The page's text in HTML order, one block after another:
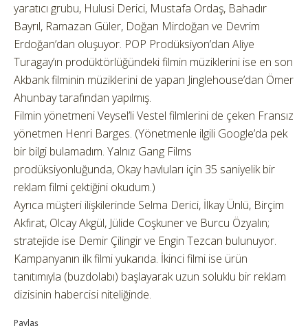
yaratıcı grubu, Hulusi Derici, Mustafa Ordaş, Bahadır
Bayrıl, Ramazan Güler, Doğan Mirdoğan ve Devrim
Erdoğan’dan oluşuyor. POP Prodüksiyon’dan Aliye
Turagay’ın prodüktörlüğündeki filmin müziklerini ise en son
Akbank filminin müziklerini de yapan Jinglehouse’dan Ömer
Ahunbay tarafından yapılmış.
Filmin yönetmeni Veysel’li Vestel filmlerini de çeken Fransız
yönetmen Henri Barges. (Yönetmenle ilgili Google’da pek
bir bilgi bulamadım. Yalnız Gang Films
prodüksiyonluğunda, Okay havluları için 35 saniyelik bir
reklam filmi çektiğini okudum.)
Ayrıca müşteri ilişkilerinde Selma Derici, İlkay Ünlü, Birçim
Akfırat, Olcay Akgül, Jülide Coşkuner ve Burcu Özyalın;
stratejide ise Demir Çilingir ve Engin Tezcan bulunuyor.
Kampanyanın ilk filmi yukarıda. İkinci filmi ise ürün
tanıtımıyla (buzdolabı) başlayarak uzun soluklu bir reklam
dizisinin habercisi niteliğinde.
Paylaş